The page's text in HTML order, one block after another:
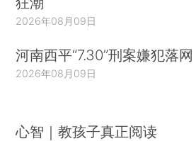
2026年08月09日
河南西平“7.30”刑案嫌犯落网
2026年08月09日
心智｜教孩子真正阅读